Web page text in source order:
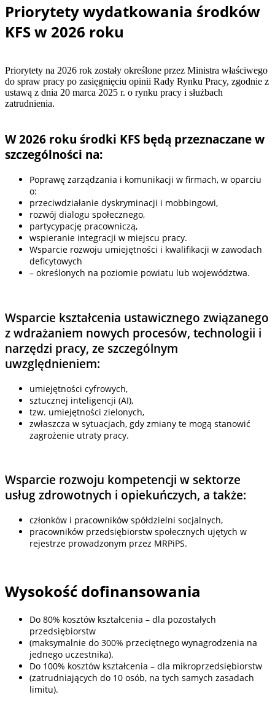
Priorytety wydatkowania środków
KFS w 2026 roku
Priorytety na 2026 rok zostały określone przez Ministra właściwego
do spraw pracy po zasięgnięciu opinii Rady Rynku Pracy, zgodnie z
ustawą z dnia 20 marca 2025 r. o rynku pracy i służbach
zatrudnienia.
W 2026 roku środki KFS będą przeznaczane w
szczególności na:
Poprawę zarządzania i komunikacji w firmach, w oparciu
o:
przeciwdziałanie dyskryminacji i mobbingowi,
rozwój dialogu społecznego,
partycypację pracowniczą,
wspieranie integracji w miejscu pracy.
Wsparcie rozwoju umiejętności i kwalifikacji w zawodach
deficytowych
– określonych na poziomie powiatu lub województwa.
Wsparcie kształcenia ustawicznego związanego
z wdrażaniem nowych procesów, technologii i
narzędzi pracy, ze szczególnym
uwzględnieniem:
umiejętności cyfrowych,
sztucznej inteligencji (AI),
tzw. umiejętności zielonych,
zwłaszcza w sytuacjach, gdy zmiany te mogą stanowić
zagrożenie utraty pracy.
Wsparcie rozwoju kompetencji w sektorze
usług zdrowotnych i opiekuńczych, a także:
członków i pracowników spółdzielni socjalnych,
pracowników przedsiębiorstw społecznych ujętych w
rejestrze prowadzonym przez MRPiPS.
Wysokość dofinansowania
Do 80% kosztów kształcenia – dla pozostałych
przedsiębiorstw
(maksymalnie do 300% przeciętnego wynagrodzenia na
jednego uczestnika).
Do 100% kosztów kształcenia – dla mikroprzedsiębiorstw
(zatrudniających do 10 osób, na tych samych zasadach
limitu).